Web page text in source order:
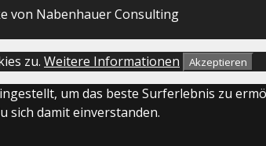
von Nabenhauer Consulting
zu. Weitere Informationen Akzeptieren
um das beste Surferlebnis zu
sich damit einverstanden.